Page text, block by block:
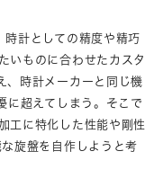
計としての精度や精巧
いものに合わせたカスタ
、時計メーカーと同じ機
超えてしまう。そこで
工に特化した性能や剛性
旋盤を自作しようと考